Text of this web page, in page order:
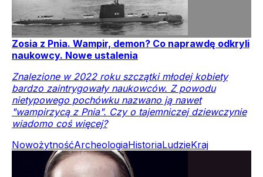
Zosia z Pnia. Wampir, demon? Co naprawdę odkryli
naukowcy. Nowe ustalenia
Znalezione w 2022 roku szczątki młodej kobiety
bardzo zaintrygowały naukowców. Z powodu
nietypowego pochówku nazwano ją nawet
"wampirzycą z Pnia". Czy o tajemniczej dziewczynie
wiadomo coś więcej?
NowożytnośćArcheologiaHistoriaLudzieKraj